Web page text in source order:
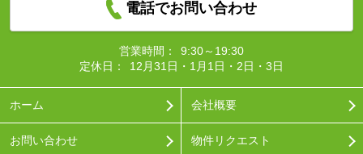
電話でお問い合わせ
営業時間：
9:30～19:30
定休日：
12月31日・1月1日・2日・3日
ホーム 会社概要
お問い合わせ 物件リクエスト